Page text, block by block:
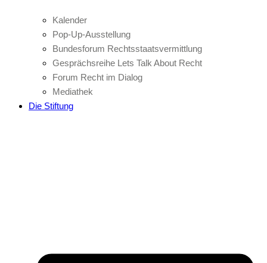
Kalender
Pop-Up-Ausstellung
Bundesforum Rechtsstaatsvermittlung
Gesprächsreihe Lets Talk About Recht
Forum Recht im Dialog
Mediathek
Die Stiftung